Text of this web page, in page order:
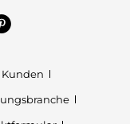
Kunden